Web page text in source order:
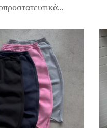
Πλευρικό Ζιπ,
Ευθείας
Ρουχισμού, Με
Από
Νάιλον